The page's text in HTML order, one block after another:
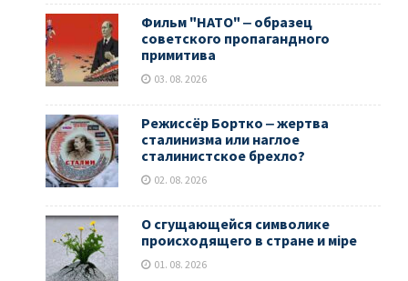
Фильм "НАТО" ‒ образец
советского пропагандного
примитива
03. 08. 2026
Режиссёр Бортко ‒ жертва
сталинизма или наглое
сталинистское брехло?
02. 08. 2026
О сгущающейся символике
происходящего в стране и мiре
01. 08. 2026